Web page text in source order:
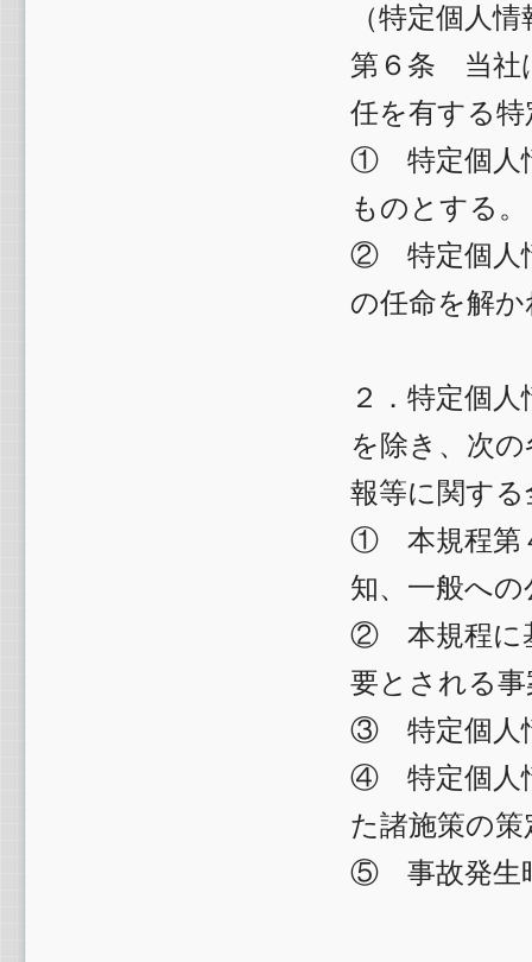
（特定個人
第６条 当社
任を有する
① 特定個人
ものとする。
② 特定個人
の任命を解
２．特定個
を除き、次
報等に関す
① 本規程第
知、一般への
② 本規程に
要とされる
③ 特定個人
④ 特定個人
た諸施策の策
⑤ 事故発生